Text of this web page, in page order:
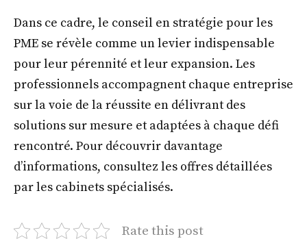
Dans ce cadre, le conseil en stratégie pour les
PME se révèle comme un levier indispensable
pour leur pérennité et leur expansion. Les
professionnels accompagnent chaque entreprise
sur la voie de la réussite en délivrant des
solutions sur mesure et adaptées à chaque défi
rencontré. Pour découvrir davantage
d’informations, consultez les offres détaillées
par les cabinets spécialisés.
Rate this post